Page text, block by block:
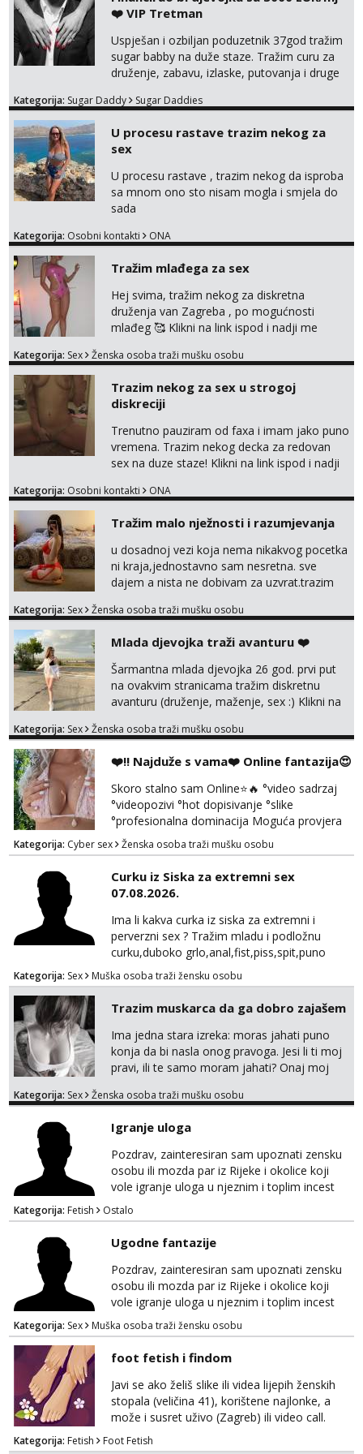
❤️ VIP Tretman
Uspješan i ozbiljan poduzetnik 37god tražim
sugar babby na duže staze. Tražim curu za
druženje, zabavu, izlaske, putovanja i druge
otvorena, komunikativna, zgodna i atraktivna
markodalic37@gmail.com
Kategorija: Sugar Daddy Sugar Daddies
U procesu rastave trazim nekog za
sex
U procesu rastave , trazim nekog da isproba
sa mnom ono sto nisam mogla i smjela do
sada
Kategorija: Osobni kontakti ONA
Tražim mlađega za sex
Hej svima, tražim nekog za diskretna
druženja van Zagreba , po mogućnosti
mlađeg 🥰 Klikni na link ispod i nadji me
Kategorija: Sex Ženska osoba traži mušku osobu
Trazim nekog za sex u strogoj
diskreciji
Trenutno pauziram od faxa i imam jako puno
vremena. Trazim nekog decka za redovan
sex na duze staze! Klikni na link ispod i nadji
Kategorija: Osobni kontakti ONA
Tražim malo nježnosti i razumjevanja
u dosadnoj vezi koja nema nikakvog pocetka
ni kraja,jednostavno sam nesretna. sve
dajem a nista ne dobivam za uzvrat.trazim
trazim puno samo malo njeznosti i
poljupce po tijelu koji me jako
pale,obozavam kad muskarac preuzme
kontrolu . javi se :) Klikni na link ispod i nadji
me tamo, cekam te!
Kategorija: Sex Ženska osoba traži mušku osobu
Mlada djevojka traži avanturu ❤️
Šarmantna mlada djevojka 26 god. prvi put
na ovakvim stranicama tražim diskretnu
avanturu (druženje, maženje, sex :) Klikni na
Kategorija: Sex Ženska osoba traži mušku osobu
❤️‼️ Najduže s vama❤️ Online fantazija😍
Skoro stalno sam Online⭐🔥 °video sadrzaj
°videopozivi °hot dopisivanje °slike
°profesionalna dominacija Moguća provjera
videopozivom, no ako se nakon toga ne
javite, vise vam ju ne radim 😉 100% prava i
diskretna. Probaj me jednom, nećeš moći bez
mene 😜😇 Nemojte me pitati za uzivo, jer to
ne radim. 0998785600 javljanje isključivo
porukom na WhatsApp🩷
Kategorija: Cyber sex Ženska osoba traži mušku osobu
Curku iz Siska za extremni sex
07.08.2026.
Ima li kakva curka iz siska za extremni i
perverzni sex ? Tražim mladu i podložnu
curku,duboko grlo,anal,fist,piss,spit,puno
pljuvačke,ulja i pissa,volim isto tako masažu
prostate,rimyob,extremno full perverzno,bez
tabua,najlonke crne i visoke sexy štikle
obavezno imati na sebi,za početak s.t.o
nudim za druženje večeras,noć kod
mene,javljanje isključivo pozivom
Kategorija: Sex Muška osoba traži žensku osobu
Trazim muskarca da ga dobro zajašem
Ima jedna stara izreka: moras jahati puno
konja da bi nasla onog pravoga. Jesi li ti moj
pravi, ili te samo moram jahati? Onaj moj
na sexdater link i javi mi se tamo....
Kategorija: Sex Ženska osoba traži mušku osobu
Igranje uloga
Pozdrav, zainteresiran sam upoznati zensku
osobu ili mozda par iz Rijeke i okolice koji
vole igranje uloga u njeznim i toplim incest
pricama, izgled nebitan, bitno je da znas sto
zelis i da se volis zabavljati. Javitese na mail,
viber, wapp ili zovite. Samo ozbiljni, hvala
Kategorija: Fetish Ostalo
Ugodne fantazije
Pozdrav, zainteresiran sam upoznati zensku
osobu ili mozda par iz Rijeke i okolice koji
vole igranje uloga u njeznim i toplim incest
pricama, izgled nebitan, bitno je da znas sto
zelis i da se volis zabavljati. Javitese na mail,
viber, wapp ili zovite. Samo ozbiljni, hvala
Kategorija: Sex Muška osoba traži žensku osobu
foot fetish i findom
Javi se ako želiš slike ili videa lijepih ženskih
stopala (veličina 41), korištene najlonke, a
može i susret uživo (Zagreb) ili video call.
Mlada sam, lijepa i obrazovana te spremna za
dogovore i ispunjavanje želja. Molim samo
Kategorija: Fetish Foot Fetish